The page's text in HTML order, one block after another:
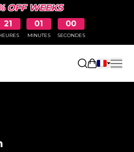
OFF WEEKS
21 01
MINUTES
00
SECONDES
Ouvrir le